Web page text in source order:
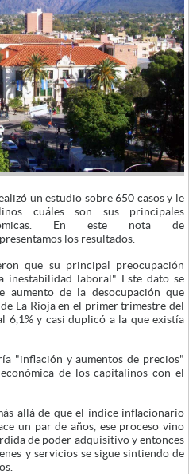
un estudio sobre 650 casos y le
cuáles son sus principales
En este nota de
los resultados.
que su principal preocupación
inestabilidad laboral". Este dato se
aumento de la desocupación que
La Rioja en el primer trimestre del
6,1% y casi duplicó a la que existía
"inflación y aumentos de precios"
de los capitalinos con el
allá de que el índice inflacionario
un par de años, ese proceso vino
de poder adquisitivo y entonces
y servicios se sigue sintiendo de